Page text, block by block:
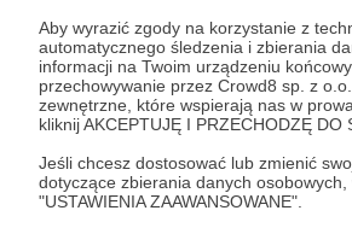
Aby wyrazić zgody na korzystanie z
automatycznego śledzenia i zbierania
informacji na Twoim urządzeniu
przechowywanie przez Crowd8 sp. z
zewnętrzne, które wspierają nas w
kliknij AKCEPTUJĘ I PRZECHODZĘ DO
Jeśli chcesz dostosować lub zmienić
dotyczące zbierania danych osobowych,
"USTAWIENIA ZAAWANSOWANE".